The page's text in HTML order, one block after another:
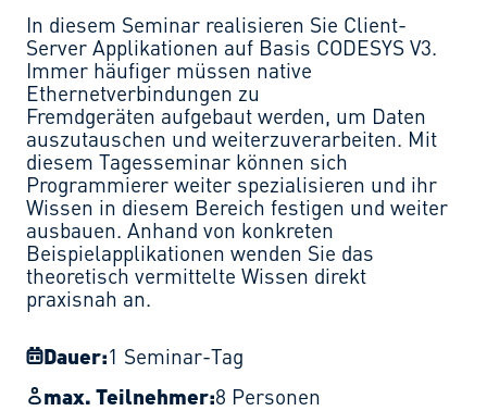
In diesem Seminar realisieren Sie Client-
Server Applikationen auf Basis CODESYS V3.
Immer häufiger müssen native
Ethernetverbindungen zu
Fremdgeräten aufgebaut werden, um Daten
auszutauschen und weiterzuverarbeiten. Mit
diesem Tagesseminar können sich
Programmierer weiter spezialisieren und ihr
Wissen in diesem Bereich festigen und weiter
ausbauen. Anhand von konkreten
Beispielapplikationen wenden Sie das
theoretisch vermittelte Wissen direkt
praxisnah an.
Dauer:1 Seminar-Tag
max. Teilnehmer:8 Personen